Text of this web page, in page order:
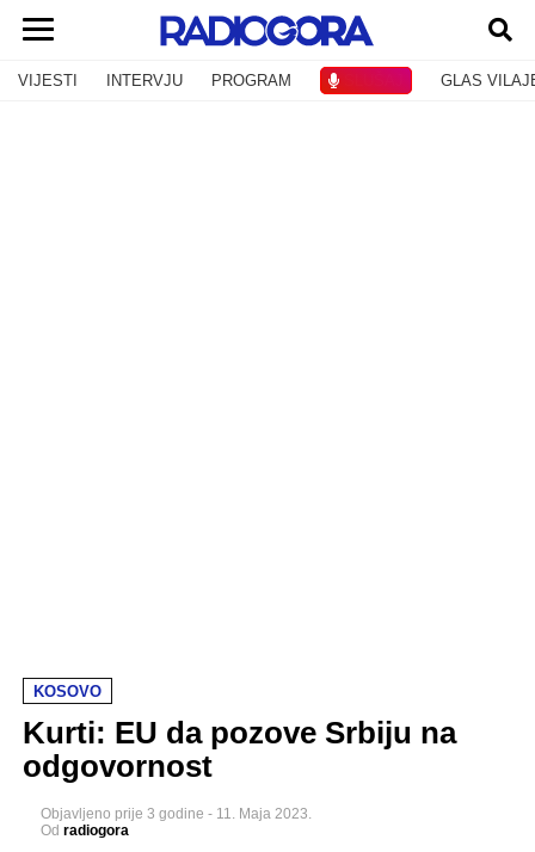
VIJESTI INTERVJU PROGRAM GLAS
KOSOVO
Kurti: EU da pozove Srbiju na
odgovornost
Objavljeno prije 3 godine - 11. Maja 2023.
Od radiogora